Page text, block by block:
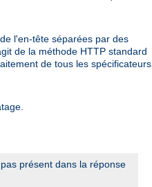
l'en-tête séparées par des
de la méthode HTTP standard
de tous les spécificateurs
présent dans la réponse